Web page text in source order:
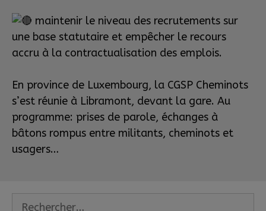
maintenir le niveau des recrutements sur
une base statutaire et empêcher le recours
accru à la contractualisation des emplois.
En province de Luxembourg, la CGSP Cheminots
s’est réunie à Libramont, devant la gare. Au
programme: prises de parole, échanges à
bâtons rompus entre militants, cheminots et
usagers…